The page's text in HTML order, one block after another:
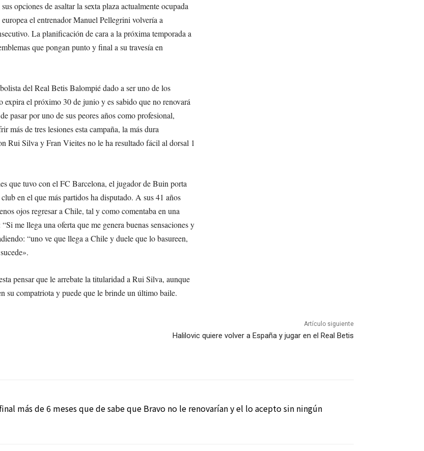
opciones de asaltar la sexta plaza actualmente ocupada
el entrenador Manuel Pellegrini volvería a
La planificación de cara a la próxima temporada a
que pongan punto y final a su travesía en
del Real Betis Balompié dado a ser uno de los
expira el próximo 30 de junio y es sabido que no renovará
pasar por uno de sus peores años como profesional,
más de tres lesiones esta campaña, la más dura
Rui Silva y Fran Vieites no le ha resultado fácil al dorsal 1
que tuvo con el FC Barcelona, el jugador de Buin porta
en el que más partidos ha disputado. A sus 41 años
ojos regresar a Chile, tal y como comentaba en una
me llega una oferta que me genera buenas sensaciones y
“uno ve que llega a Chile y duele que lo basureen,
pensar que le arrebate la titularidad a Rui Silva, aunque
su compatriota y puede que le brinde un último baile.
Artículo siguiente
Halilovic quiere volver a España y jugar en el Real Betis
más de 6 meses que de sabe que Bravo no le renovarían y el lo acepto sin ningún